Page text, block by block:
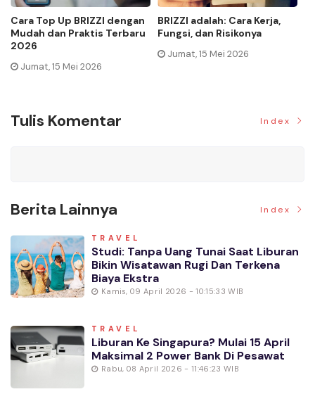
Cara Top Up BRIZZI dengan
Mudah dan Praktis Terbaru
2026
Jumat, 15 Mei 2026
BRIZZI adalah: Cara Kerja,
Fungsi, dan Risikonya
Jumat, 15 Mei 2026
Tulis Komentar Index
Berita Lainnya Index
TRAVEL
Studi: Tanpa Uang Tunai Saat Liburan
Bikin Wisatawan Rugi Dan Terkena
Biaya Ekstra
Kamis, 09 April 2026 - 10:15:33 WIB
TRAVEL
Liburan Ke Singapura? Mulai 15 April
Maksimal 2 Power Bank Di Pesawat
Rabu, 08 April 2026 - 11:46:23 WIB